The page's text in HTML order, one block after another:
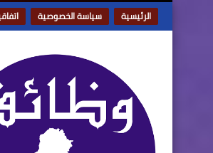
الرئيسية سياسة الخصوصية